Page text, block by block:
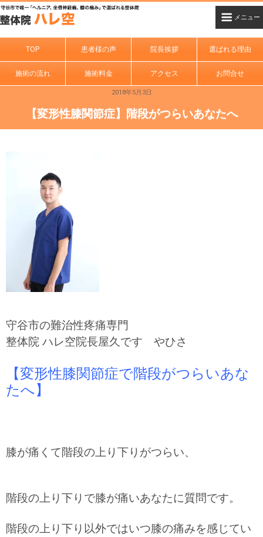
TOP 患者様の声 院長挨拶 選ばれる理由
施術の流れ 施術料金 アクセス お問合せ
2018年5月3日
【変形性膝関節症】階段がつらいあなたへ
守谷市の難治性疼痛専門
整体院 ハレ空院長屋久です やひさ
【変形性膝関節症で階段がつらいあな
たへ】
膝が痛くて階段の上り下りがつらい、
階段の上り下りで膝が痛いあなたに質問です。
階段の上り下り以外ではいつ膝の痛みを感じてい